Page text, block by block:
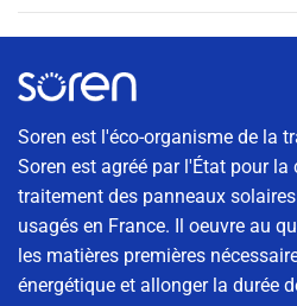
Soren est l'éco-organisme de la
Soren est agréé par l'État pour la
traitement des panneaux
usagés en France. Il oeuvre au
les matières premières
énergétique et allonger la durée